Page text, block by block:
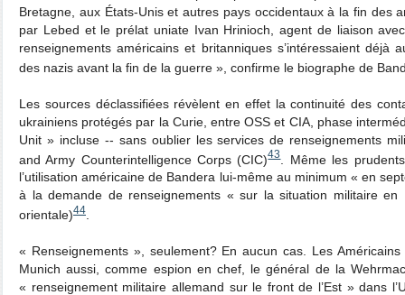
Bretagne, aux États-Unis et autres pays occidentaux à la fin des
par Lebed et le prélat uniate Ivan Hrinioch, agent de liaison
renseignements américains et britanniques s’intéressaient déjà
des nazis avant la fin de la guerre », confirme le biographe de
Les sources déclassifiées révèlent en effet la continuité des
ukrainiens protégés par la Curie, entre OSS et CIA, phase
Unit » incluse ‑‑ sans oublier les services de renseignements
and Army Counterintelligence Corps (CIC)43. Même les
l’utilisation américaine de Bandera lui-même au minimum « en
à la demande de renseignements « sur la situation militaire en
orientale)44
« Renseignements », seulement? En aucun cas. Les
Munich aussi, comme espion en chef, le général de la
« renseignement militaire allemand sur le front de l’Est » dans